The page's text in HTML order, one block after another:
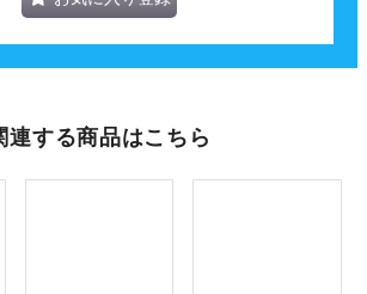
連する商品はこちら